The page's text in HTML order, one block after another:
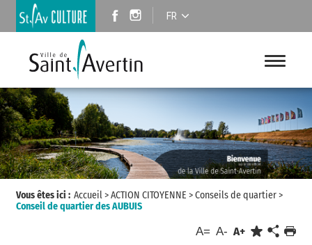
FR
Vous êtes ici : Accueil>ACTION CITOYENNE >Conseils de quartier>
Conseil de quartier des AUBUIS
A= A- A+